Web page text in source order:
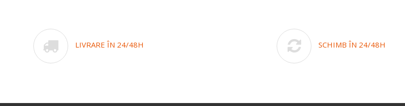
LIVRARE ÎN 24/48H SCHIMB ÎN 24/48H